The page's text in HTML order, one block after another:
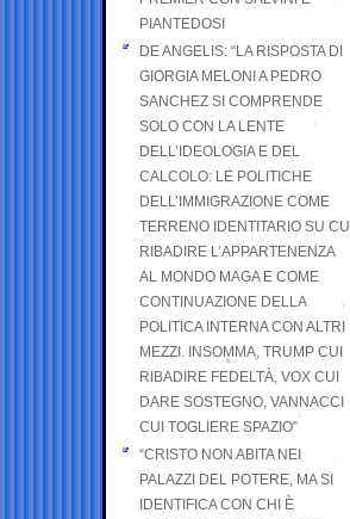
PIANTEDOSI
DE ANGELIS: “LA RISPOSTA DI
GIORGIA MELONI A PEDRO
SANCHEZ SI COMPRENDE
SOLO CON LA LENTE
DELL’IDEOLOGIA E DEL
CALCOLO: LE POLITICHE
DELL’IMMIGRAZIONE COME
TERRENO IDENTITARIO SU CUI
RIBADIRE L’APPARTENENZA
AL MONDO MAGA E COME
CONTINUAZIONE DELLA
POLITICA INTERNA CON ALTRI
MEZZI. INSOMMA, TRUMP CUI
RIBADIRE FEDELTÀ, VOX CUI
DARE SOSTEGNO, VANNACCI
CUI TOGLIERE SPAZIO”
“CRISTO NON ABITA NEI
PALAZZI DEL POTERE, MA SI
IDENTIFICA CON CHI È